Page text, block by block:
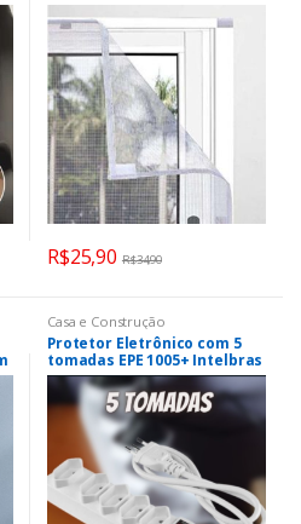
R$25,90 R$34,90
Casa e Construção
Protetor Eletrônico com 5
tomadas EPE 1005+ Intelbras